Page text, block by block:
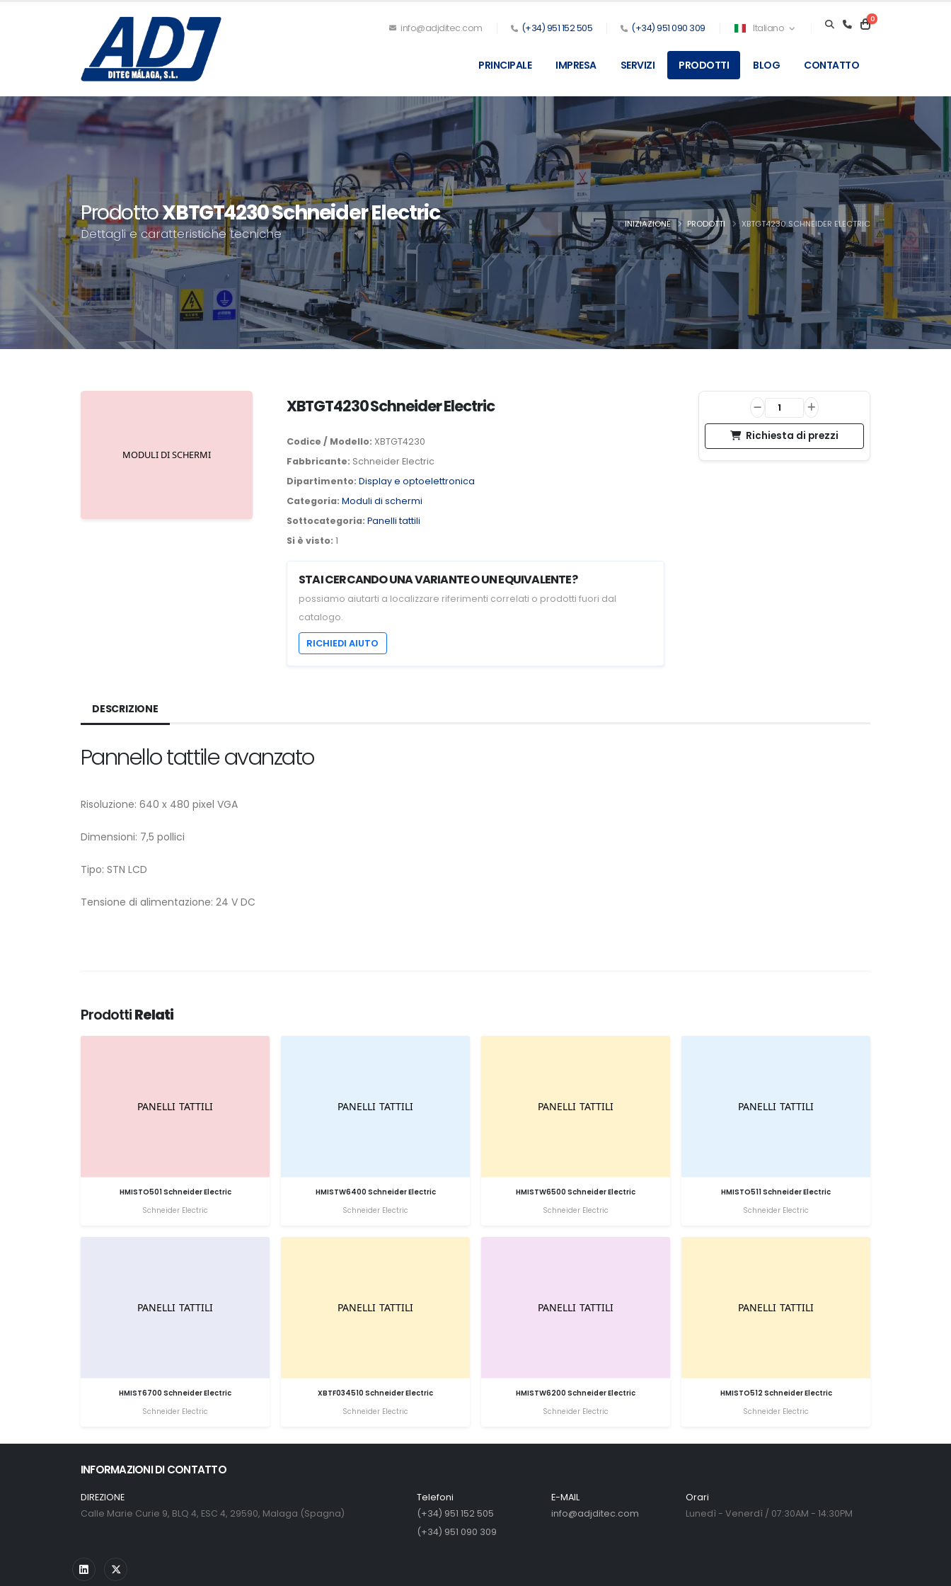
info@adjditec.com (+34) 951 152 505 (+34) 951 090 309 Italiano
0
PRINCIPALE IMPRESA SERVIZI PRODOTTI BLOG CONTATTO
ProdottoXBTGT4230 Schneider Electric
Dettagli e caratteristiche tecniche
INIZIAZIONE PRODOTTI XBTGT4230 SCHNEIDER ELECTRIC
XBTGT4230 Schneider Electric
Codice / Modello: XBTGT4230
Fabbricante: Schneider Electric
Dipartimento: Display e optoelettronica
Categoria: Moduli di schermi
Sottocategoria: Panelli tattili
Si è visto: 1
STAI CERCANDO UNA VARIANTE O UN EQUIVALENTE?
possiamo aiutarti a localizzare riferimenti correlati o prodotti fuori dal
catalogo.
RICHIEDI AIUTO
Richiesta di prezzi
DESCRIZIONE
Pannello tattile avanzato
Risoluzione: 640 x 480 pixel VGA
Dimensioni: 7,5 pollici
Tipo: STN LCD
Tensione di alimentazione: 24 V DC
ProdottiRelati
HMISTO501 Schneider Electric
Schneider Electric
HMISTW6400 Schneider Electric
Schneider Electric
HMISTW6500 Schneider Electric
Schneider Electric
HMISTO511 Schneider Electric
Schneider Electric
HMIST6700 Schneider Electric
Schneider Electric
XBTF034510 Schneider Electric
Schneider Electric
HMISTW6200 Schneider Electric
Schneider Electric
HMISTO512 Schneider Electric
Schneider Electric
INFORMAZIONI DI CONTATTO
DIREZIONE
Calle Marie Curie 9, BLQ 4, ESC 4, 29590, Malaga (Spagna)
Telefoni
(+34) 951 152 505
(+34) 951 090 309
E-MAIL
info@adjditec.com
Orari
Lunedì - Venerdì / 07:30AM - 14:30PM